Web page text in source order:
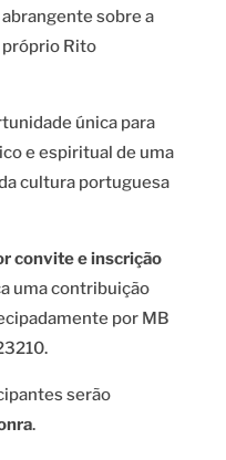
sobre a
próprio Rito
única para
e espiritual de uma
cultura portuguesa
convite e inscrição
uma contribuição
por MB
serão
.